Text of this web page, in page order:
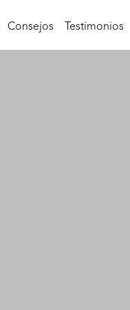
Consejos Testimonios